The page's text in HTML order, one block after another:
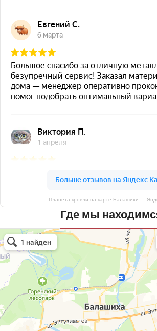
Планета кровли на карте Балашихи —
Где мы
Планета кровли
Кровля и кровельные материалы в Балашихе
Окна в Балашихе